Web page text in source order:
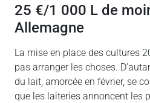
25 €/1 000 L de
Allemagne
La mise en place des cultures
pas arranger les choses.
du lait, amorcée en février, se
que les laiteries annoncent les